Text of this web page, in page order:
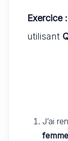
Exercice :
utilisant
J’ai